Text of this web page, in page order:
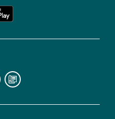
lien vers le blog la redoute